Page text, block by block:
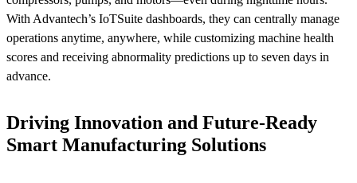
With Advantech’s IoTSuite dashboards, they can centrally manage
operations anytime, anywhere, while customizing machine health
scores and receiving abnormality predictions up to seven days in
advance.
Driving Innovation and Future-Ready
Smart Manufacturing Solutions